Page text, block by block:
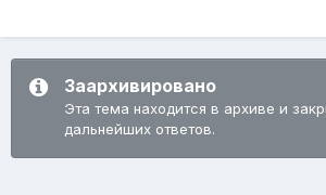
Заархивировано
Эта тема находится в архиве и
дальнейших ответов.